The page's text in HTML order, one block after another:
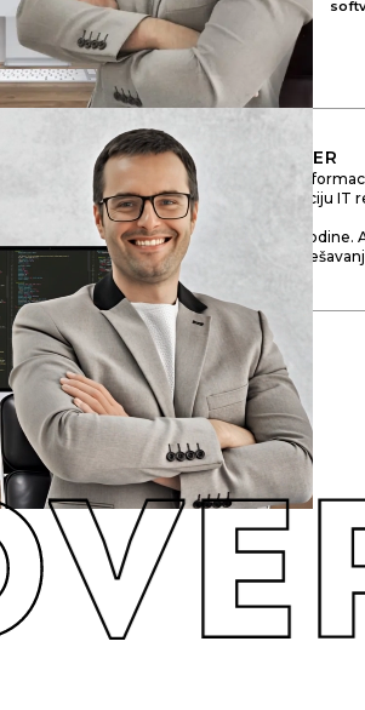
ANDREYVODEĆI DEVELOPER
U mladom uzrastu prepoznao potencijal
tehnologija: globalizaciju i duboku integraciju IT
društvene strukture savremenog društva.
Iskustvo u raznim IT oblastima od 2006. godine.
sistemsko razmišljanje. Kompetencije za
zadataka, DevOps, Full Stack, SEO.